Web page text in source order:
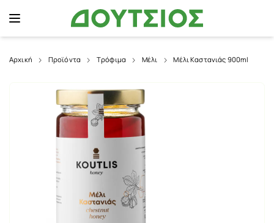
Αρχική Προϊόντα Τρόφιμα Μέλι Μέλι Καστανιάς 900ml